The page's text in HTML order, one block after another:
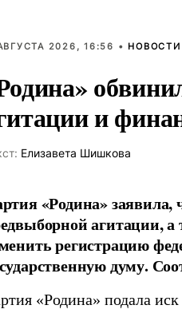
2026, 16:56 •
и
Елизавета Шишкова
«Родина» заявила,
агитации, а
регистрацию
думу.
«Родина» подала